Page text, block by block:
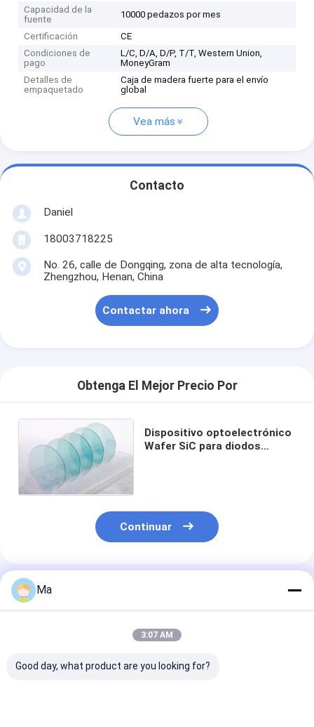
Capacidad de la
fuente
10000 pedazos por mes
Certificación
CE
Condiciones de
pago
L/C, D/A, D/P, T/T, Western Union,
MoneyGram
Detalles de
empaquetado
Caja de madera fuerte para el envío
global
Vea más
Contacto
Daniel
18003718225
No. 26, calle de Dongqing, zona de alta tecnología,
Zhengzhou, Henan, China
Contactar ahora
Obtenga El Mejor Precio Por
Dispositivo optoelectrónico
Wafer SiC para diodos
Continuar
Productos Recomendados
Ma
3:07 AM
Good day, what product are you looking for?